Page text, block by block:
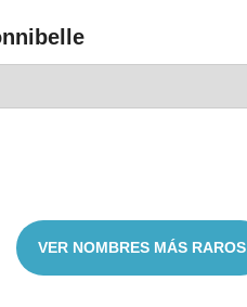
VER NOMBRES MÁS RAROS